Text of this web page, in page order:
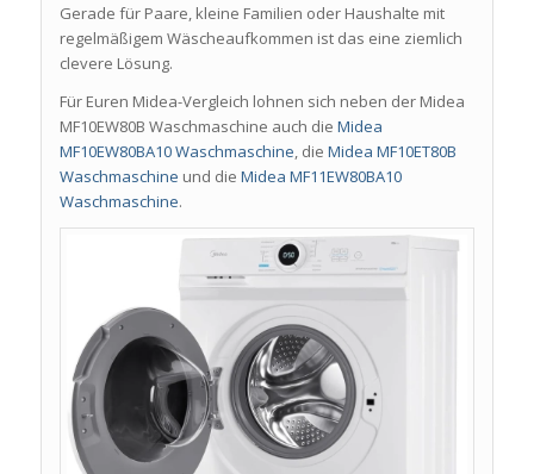
Gerade für Paare, kleine Familien oder Haushalte mit
regelmäßigem Wäscheaufkommen ist das eine ziemlich
clevere Lösung.
Für Euren Midea-Vergleich lohnen sich neben der Midea
MF10EW80B Waschmaschine auch die Midea
MF10EW80BA10 Waschmaschine, die Midea MF10ET80B
Waschmaschine und die Midea MF11EW80BA10
Waschmaschine.